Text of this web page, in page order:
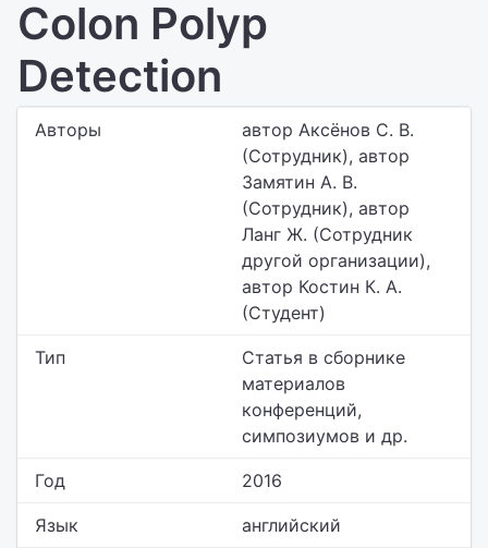
Colon Polyp
Detection
Авторы
автор Аксёнов С. В.
(Сотрудник), автор
Замятин А. В.
(Сотрудник), автор
Ланг Ж. (Сотрудник
другой организации),
автор Костин К. А.
(Студент)
Тип
Статья в сборнике
материалов
конференций,
симпозиумов и др.
Год 2016
Язык английский